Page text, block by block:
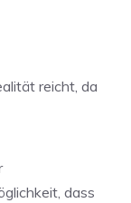
reicht, da
dass